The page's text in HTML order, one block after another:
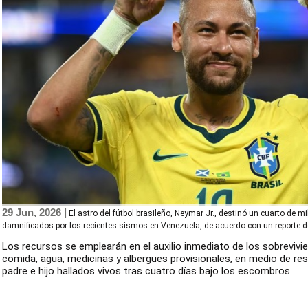
29 Jun, 2026 | El astro del fútbol brasileño, Neymar Jr., destinó un cuarto de
damnificados por los recientes sismos en Venezuela, de acuerdo con un reporte
Los recursos se emplearán en el auxilio inmediato de los
comida, agua, medicinas y albergues provisionales, en medio de
padre e hijo hallados vivos tras cuatro días bajo los escombros.